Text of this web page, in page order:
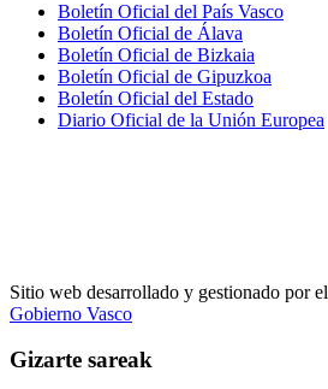
Boletín Oficial del País Vasco
Boletín Oficial de Álava
Boletín Oficial de Bizkaia
Boletín Oficial de Gipuzkoa
Boletín Oficial del Estado
Diario Oficial de la Unión Europea
Sitio web desarrollado y gestionado por el
Gobierno Vasco
Gizarte sareak